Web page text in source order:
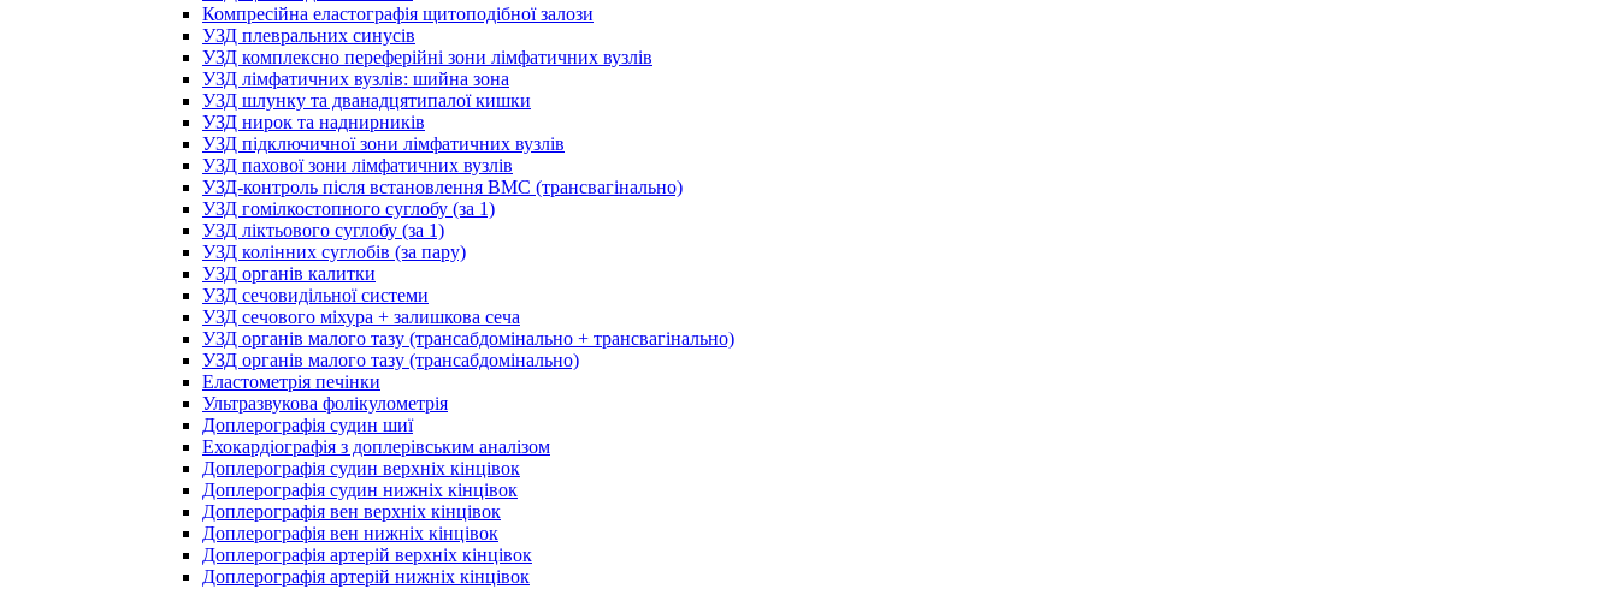
Компресійна еластографія щитоподібної залози
УЗД плевральних синусів
УЗД комплексно переферійні зони лімфатичних вузлів
УЗД лімфатичних вузлів: шийна зона
УЗД шлунку та дванадцятипалої кишки
УЗД нирок та наднирників
УЗД підключичної зони лімфатичних вузлів
УЗД пахової зони лімфатичних вузлів
УЗД-контроль після встановлення ВМС (трансвагінально)
УЗД гомілкостопного суглобу (за 1)
УЗД ліктьового суглобу (за 1)
УЗД колінних суглобів (за пару)
УЗД органів калитки
УЗД сечовидільної системи
УЗД сечового міхура + залишкова сеча
УЗД органів малого тазу (трансабдомінально + трансвагінально)
УЗД органів малого тазу (трансабдомінально)
Еластометрія печінки
Ультразвукова фолікулометрія
Доплерографія судин шиї
Ехокардіографія з доплерівським аналізом
Доплерографія судин верхніх кінцівок
Доплерографія судин нижніх кінцівок
Доплерографія вен верхніх кінцівок
Доплерографія вен нижніх кінцівок
Доплерографія артерій верхніх кінцівок
Доплерографія артерій нижніх кінцівок